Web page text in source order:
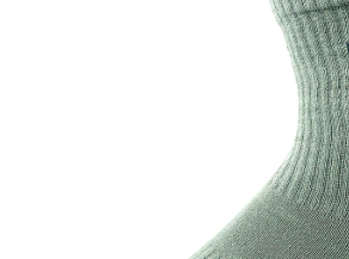
3.完整用戶服務條款，請詳閱以下連結：https://